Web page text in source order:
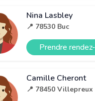
Nina Lasbley
📍 78530 Buc
Prendre
Camille Cheront
📍 78450 Villepreux